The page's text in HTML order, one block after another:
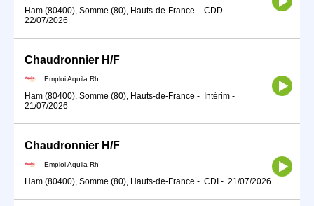
Ham (80400), Somme (80), Hauts-de-France - CDD -
22/07/2026
Chaudronnier H/F
Emploi Aquila Rh
Ham (80400), Somme (80), Hauts-de-France - Intérim -
21/07/2026
Chaudronnier H/F
Emploi Aquila Rh
Ham (80400), Somme (80), Hauts-de-France - CDI - 21/07/2026